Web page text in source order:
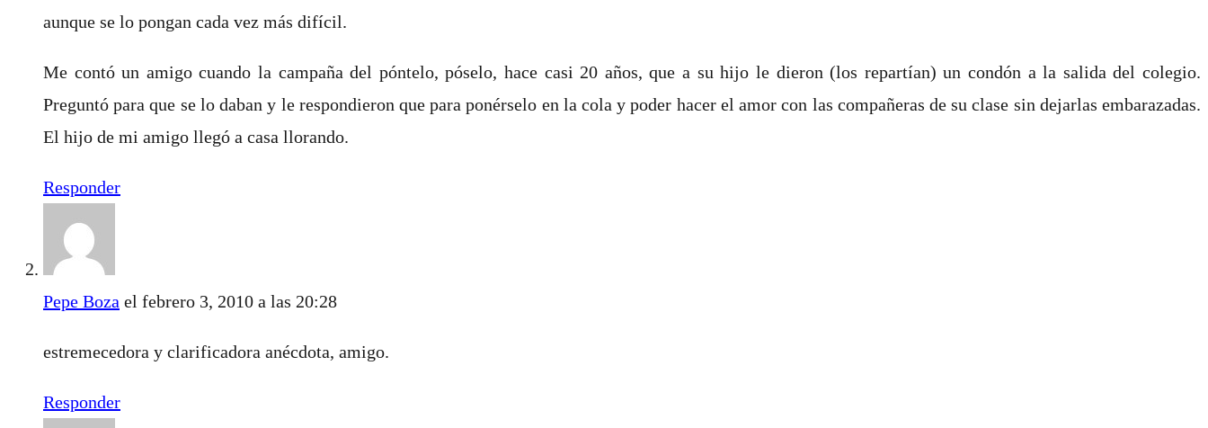
aunque se lo pongan cada vez más difícil.
Me contó un amigo cuando la campaña del póntelo, póselo, hace casi 20 años, que a su hijo le dieron (los repartían) un condón a la salida del colegio.
Preguntó para que se lo daban y le respondieron que para ponérselo en la cola y poder hacer el amor con las compañeras de su clase sin dejarlas embarazadas.
El hijo de mi amigo llegó a casa llorando.
Responder
Pepe Boza el febrero 3, 2010 a las 20:28
estremecedora y clarificadora anécdota, amigo.
Responder